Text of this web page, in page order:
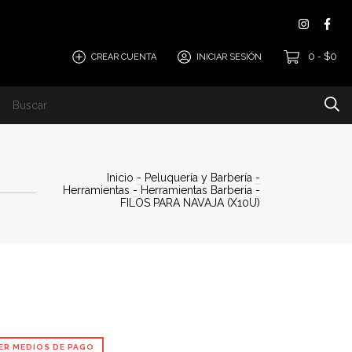
CREAR CUENTA INICIAR SESIÓN 0 - $0
Inicio - Peluquería y Barbería -
Herramientas - Herramientas Barberia -
FILOS PARA NAVAJA (X10U)
MEDIOS DE PAGO